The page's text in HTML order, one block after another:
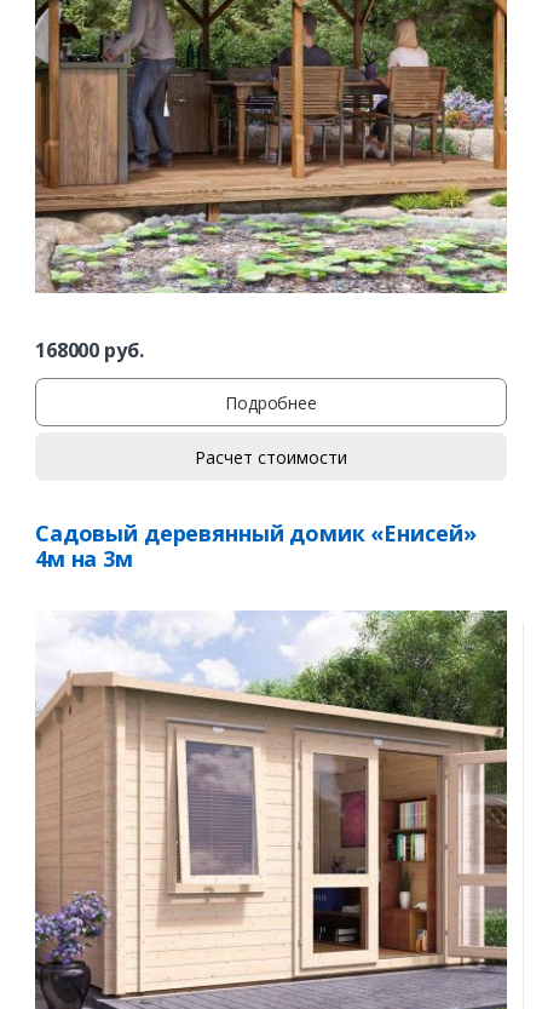
Заказать
Ваш телефон*
Комментарий к заказу
168000 руб.
Подробнее
Расчет стоимости
Садовый деревянный домик «Енисей»
4м на 3м